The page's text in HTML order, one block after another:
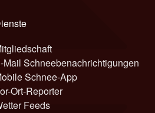
Mail Schneebenachrichtigungen
Schnee-App
Ort-Reporter
Feeds